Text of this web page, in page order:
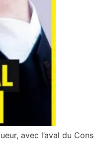
avec l’aval du